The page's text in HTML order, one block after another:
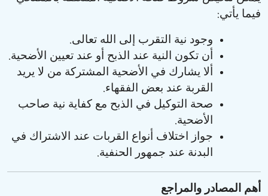
فيما يأتي:
وجود نية التقرب إلى الله تعالى.
أن تكون النية عند الذبح أو عند تعيين الأضحية.
ألا يشارك في الأضحية المشتركة من لا يريد
القربة عند بعض الفقهاء.
صحة التوكيل في الذبح مع كفاية نية صاحب
الأضحية.
جواز اختلاف أنواع القربات عند الاشتراك في
البدنة عند جمهور الحنفية.
أهم المصادر والمراجع